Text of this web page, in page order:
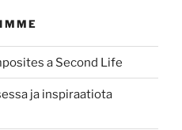
a Second Life
ja inspiraatiota